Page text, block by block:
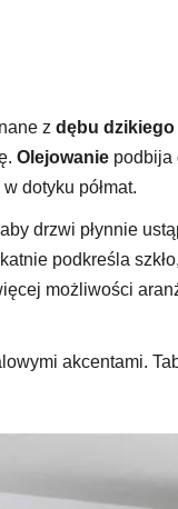
z dębu dzikiego
Olejowanie podbija
dotyku półmat.
drzwi płynnie
podkreśla
możliwości
akcentami.